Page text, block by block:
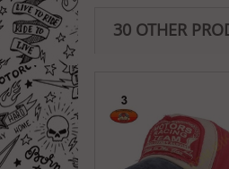
30 OTHER